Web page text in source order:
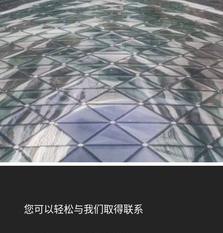
您可以轻松与我们取得联系